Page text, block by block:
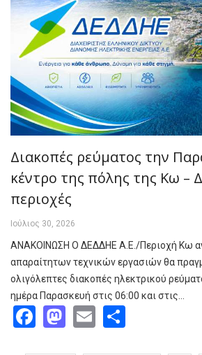
Διακοπές ρεύματος την
κέντρο της πόλης της Κω –
περιοχές
Ιούλιος 30, 2026
ΑΝΑΚΟΙΝΩΣΗ Ο ΔΕΔΔΗΕ Α.Ε./Περιοχή Κω
απαραίτητων τεχνικών εργασιών θα
ολιγόλεπτες διακοπές ηλεκτρικού
ημέρα Παρασκευή στις 06:00 και στις…
Facebook
Mastodon
Email